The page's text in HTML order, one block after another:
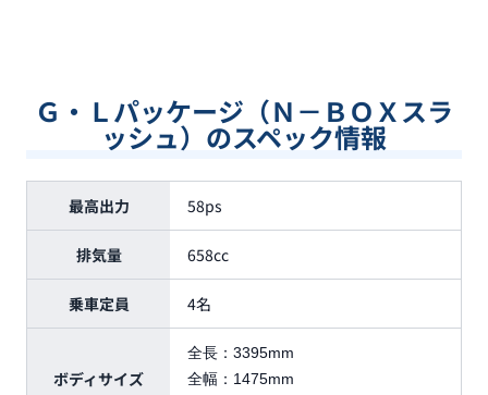
Ｇ・Ｌパッケージ（Ｎ－ＢＯＸスラ
ッシュ）のスペック情報
最高出力 58ps
排気量 658cc
乗車定員 4名
ボディサイズ
全長： 3395mm
全幅： 1475mm